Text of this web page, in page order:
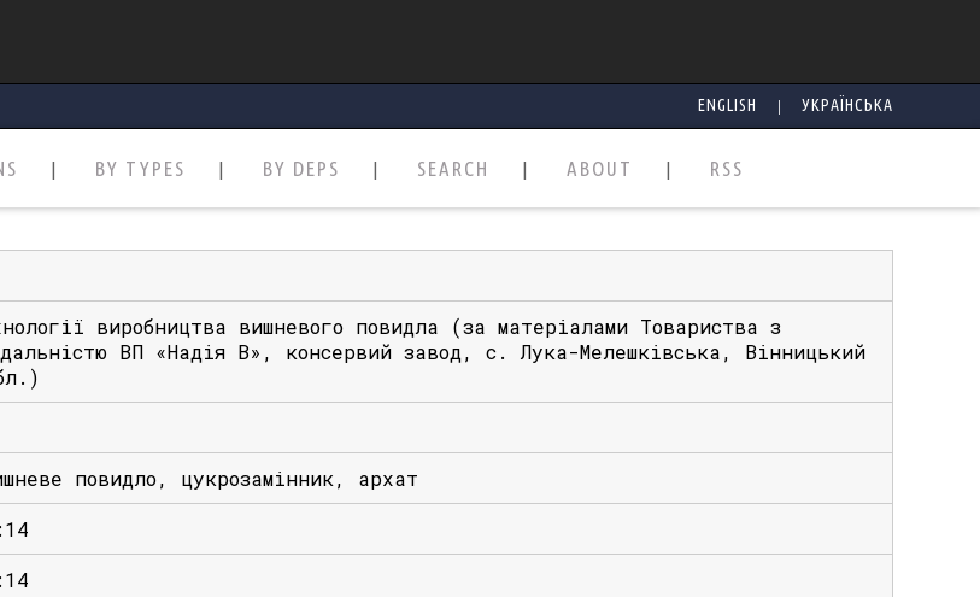
ENGLISH | УКРАЇНСЬКА
BY TYPES BY DEPS SEARCH ABOUT RSS
виробництва вишневого повидла (за матеріалами Товариства з
ВП «Надія В», консервий завод, с. Лука-Мелешківська, Вінницький
повидло, цукрозамінник, архат